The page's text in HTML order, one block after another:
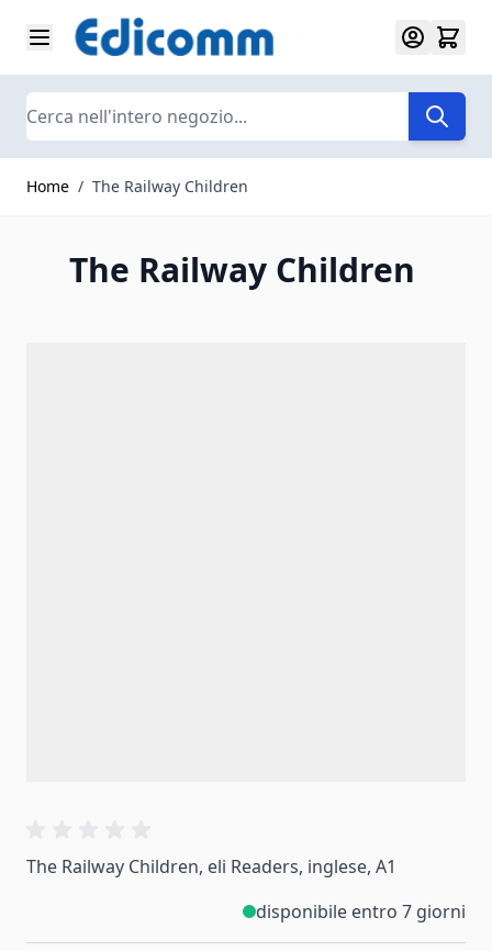
Salta al contenuto
Search
Home / The Railway Children
The Railway Children
The Railway Children, eli Readers, inglese, A1
disponibile entro 7 giorni